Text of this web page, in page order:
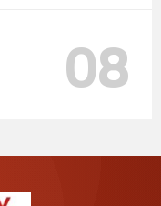
08